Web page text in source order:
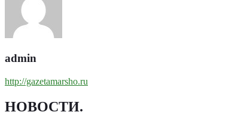
admin
http://gazetamarsho.ru
НОВОСТИ.